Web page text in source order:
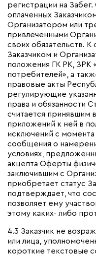
регистрации на Забег.
оплаченных
Организатором или
привлеченными
своих обязательств.
Заказчиком и
положения ГК РК, ЗРК
потребителей», а
правовые акты
регулирующие
права и обязанности
считается принявшим
приложений к ней в
исключений с
сообщения о
условиях,
акцепта Оферты
заключившим с
приобретает статус
подтверждает, что
позволяет ему
этому каких- либо
4.3 Заказчик не
или лица,
короткие текстовые